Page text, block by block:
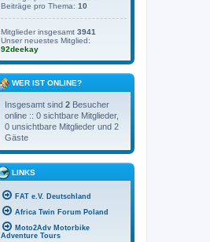
Beiträge pro Thema: 10
Mitglieder insgesamt 3941
Unser neuestes Mitglied:
92deekay
WER IST ONLINE?
Insgesamt sind 2 Besucher
online :: 0 sichtbare Mitglieder,
0 unsichtbare Mitglieder und 2
Gäste
LINKS
FAT e.V. Deutschland
Africa Twin Forum Poland
Moto2Adv Motorbike
Adventure Tours